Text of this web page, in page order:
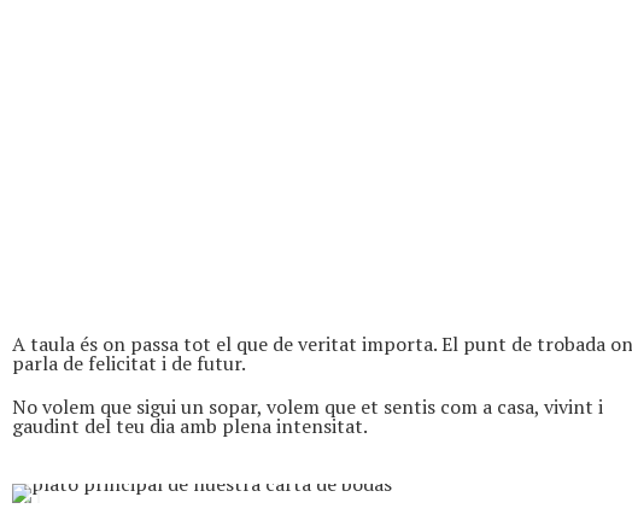
A taula és on passa tot el que de veritat importa. El punt de trobada
parla de felicitat i de futur.
No volem que sigui un sopar, volem que et sentis com a casa, vivint i
gaudint del teu dia amb plena intensitat.